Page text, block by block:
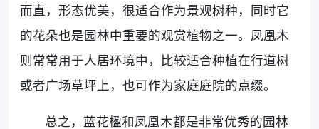
而直，形态优美，很适合作为景观树种，同时它
的花朵也是园林中重要的观赏植物之一。凤凰木
则常常用于人居环境中，比较适合种植在行道树
或者广场草坪上，也可作为家庭庭院的点缀。
总之，蓝花楹和凤凰木都是非常优秀的园林